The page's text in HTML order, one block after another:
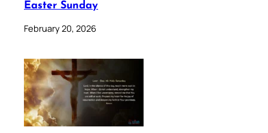
Easter Sunday
February 20, 2026